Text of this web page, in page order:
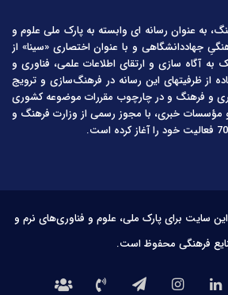
به عنوان رسانه ای وابسته به پارک ملی علوم و
جهاددانشگاهی و با عنوان اختصاری «سینا» از
منظور کمک به آگاه سازی و ارتقای اطلاعات علمی، فناوری و
از ظرفیتهای این رسانه در فرهنگ‌سازی و ترویج
و فرهنگ و در چارچوب مقررات موضوعه کشوری
مؤسسات خبری، با مجوز رسمی از وزارت فرهنگ و
سایت برای پارک ملی، علوم و فناوری‌های نرم و
فرهنگی محفوظ است.
لینکدیناینستاگرامتلگرامتماس درباره